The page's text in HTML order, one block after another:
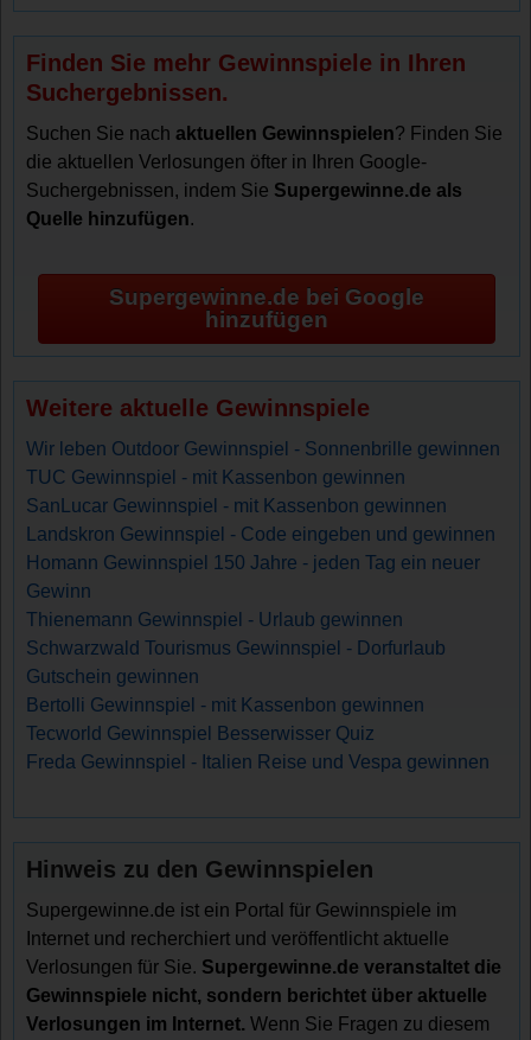
Finden Sie mehr Gewinnspiele in Ihren
Suchergebnissen.
Suchen Sie nachaktuellen Gewinnspielen? Finden Sie
die aktuellen Verlosungen öfter in Ihren Google-
Suchergebnissen, indem Sie Supergewinne.de als
Quelle hinzufügen.
Supergewinne.de bei Google
hinzufügen
Weitere aktuelle Gewinnspiele
Wir leben Outdoor Gewinnspiel - Sonnenbrille gewinnen
TUC Gewinnspiel - mit Kassenbon gewinnen
SanLucar Gewinnspiel - mit Kassenbon gewinnen
Landskron Gewinnspiel - Code eingeben und gewinnen
Homann Gewinnspiel 150 Jahre - jeden Tag ein neuer
Gewinn
Thienemann Gewinnspiel - Urlaub gewinnen
Schwarzwald Tourismus Gewinnspiel - Dorfurlaub
Gutschein gewinnen
Bertolli Gewinnspiel - mit Kassenbon gewinnen
Tecworld Gewinnspiel Besserwisser Quiz
Freda Gewinnspiel - Italien Reise und Vespa gewinnen
Hinweis zu den Gewinnspielen
Supergewinne.de ist ein Portal für Gewinnspiele im
Internet und recherchiert und veröffentlicht aktuelle
Verlosungen für Sie. Supergewinne.de veranstaltet die
Gewinnspiele nicht, sondern berichtet über aktuelle
Verlosungen im Internet. Wenn Sie Fragen zu diesem